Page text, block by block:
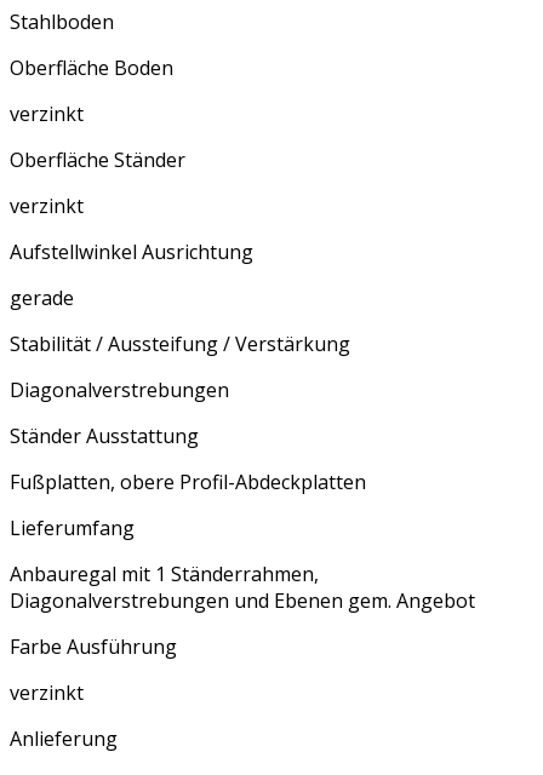
Stahlboden
Oberfläche Boden
verzinkt
Oberfläche Ständer
verzinkt
Aufstellwinkel Ausrichtung
gerade
Stabilität / Aussteifung / Verstärkung
Diagonalverstrebungen
Ständer Ausstattung
Fußplatten, obere Profil-Abdeckplatten
Lieferumfang
Anbauregal mit 1 Ständerrahmen,
Diagonalverstrebungen und Ebenen gem. Angebot
Farbe Ausführung
verzinkt
Anlieferung